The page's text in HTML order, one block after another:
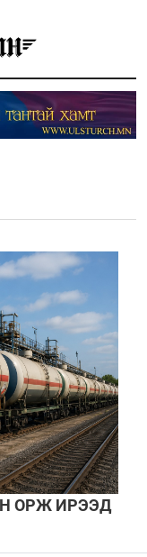
ОРЖ ИРЭЭД